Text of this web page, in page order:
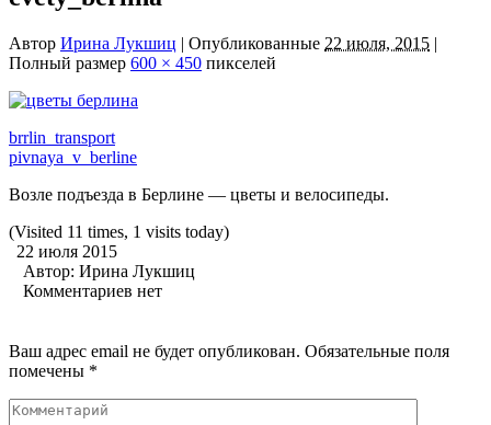
Автор Ирина Лукшиц | Опубликованные 22 июля, 2015 |
Полный размер 600 × 450 пикселей
brrlin_transport
pivnaya_v_berline
Возле подъезда в Берлине — цветы и велосипеды.
(Visited 11 times, 1 visits today)
22 июля 2015
Автор: Ирина Лукшиц
Комментариев нет
Ваш адрес email не будет опубликован. Обязательные поля
помечены *
Комментарий